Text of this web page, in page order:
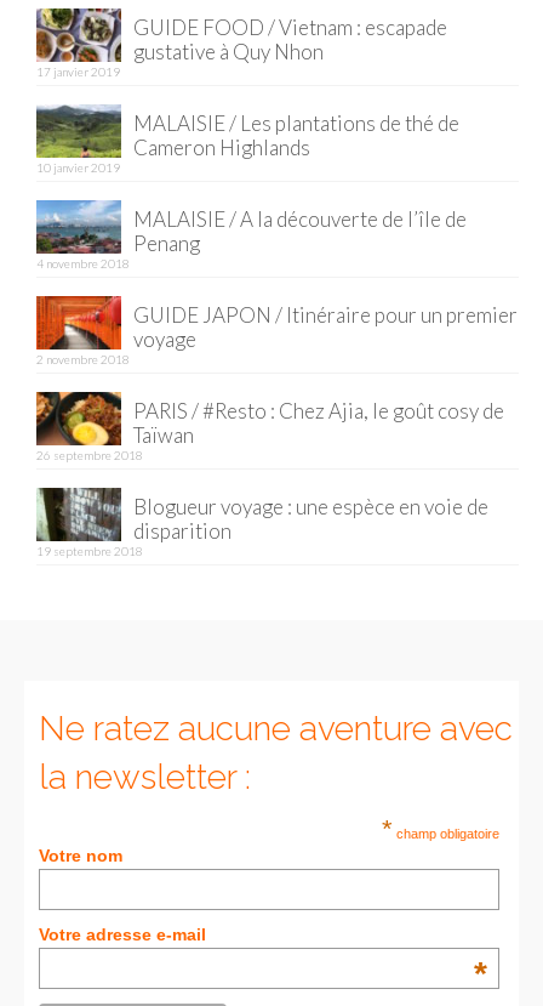
EUROPE
France
La Réunion
Paris
Poitou
Saint-Malo
Savoie
Allemagne
Berlin
Munich
Danemark
Royaume-Uni
ALLEMAGNE
– Berlin
GUIDE FOOD / Vietnam : escapade
gustative à Quy Nhon
17 janvier 2019
MALAISIE / Les plantations de thé de
Cameron Highlands
10 janvier 2019
MALAISIE / A la découverte de l’île de
Penang
4 novembre 2018
GUIDE JAPON / Itinéraire pour un premier
voyage
2 novembre 2018
PARIS / #Resto : Chez Ajia, le goût cosy de
Taïwan
26 septembre 2018
Blogueur voyage : une espèce en voie de
disparition
19 septembre 2018
Ne ratez aucune aventure avec
la newsletter :
* champ obligatoire
Votre nom
Votre adresse e-mail
*